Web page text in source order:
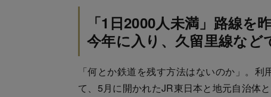
「1日2000人未満」路線を
今年に入り、久留里線など
「何とか鉄道を残す方法はないのか」。
て、5月に開かれたJR東日本と地元自治体